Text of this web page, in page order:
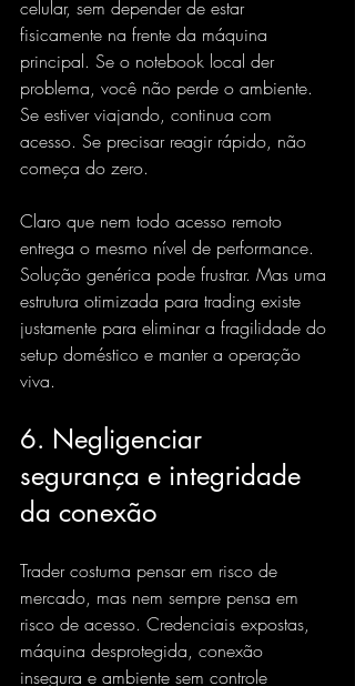
celular, sem depender de estar
fisicamente na frente da máquina
principal. Se o notebook local der
problema, você não perde o ambiente.
Se estiver viajando, continua com
acesso. Se precisar reagir rápido, não
começa do zero.
Claro que nem todo acesso remoto
entrega o mesmo nível de performance.
Solução genérica pode frustrar. Mas uma
estrutura otimizada para trading existe
justamente para eliminar a fragilidade do
setup doméstico e manter a operação
viva.
6. Negligenciar
segurança e integridade
da conexão
Trader costuma pensar em risco de
mercado, mas nem sempre pensa em
risco de acesso. Credenciais expostas,
máquina desprotegida, conexão
insegura e ambiente sem controle